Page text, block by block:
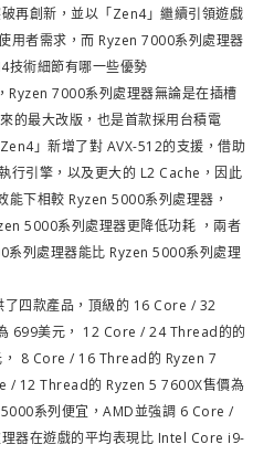
再創新，並以「Zen4」繼續引領遊戲
用者需求，而 Ryzen 7000系列處理器
技術細節有哪一些優勢
Ryzen 7000系列處理器無論是在插槽
的最大改版，也是首款採用台積電
」新增了對 AVX-512的支援，借助
行引擎，以及更大的 L2 Cache，因此
能下相較 Ryzen 5000系列處理器，
5000系列處理器更降低功耗 ，兩者
系列處理器能比 Ryzen 5000系列處理
四款產品，頂級的 16 Core / 32
699美元， 12 Core / 24 Thread的的
8 Core / 16 Thread的 Ryzen 7
/ 12 Thread的 Ryzen 5 7600X售價為
系列便宜，AMD並強調 6 Core /
器在遊戲的平均表現比 Intel Core i9-